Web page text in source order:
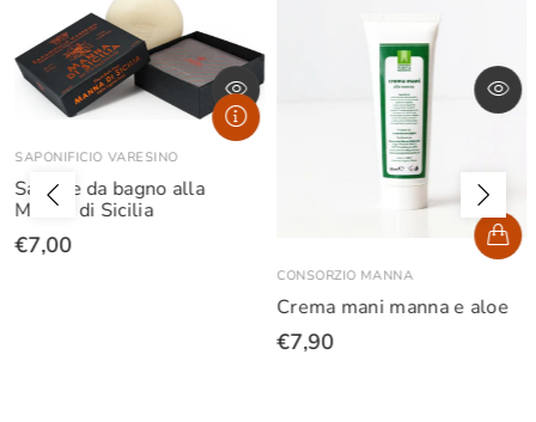
SAPONIFICIO VARESINO
Sapone da bagno alla
Manna di Sicilia
€7,00
CONSORZIO MANNA
Crema mani manna e aloe
€7,90